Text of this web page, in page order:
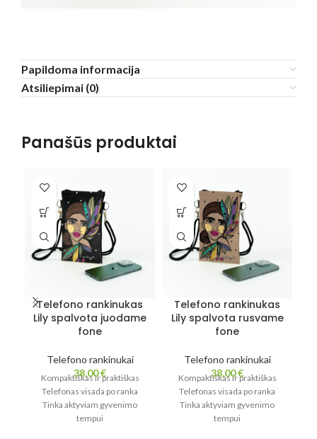
Papildoma informacija
Atsiliepimai (0)
Panašūs produktai
Telefono rankinukas
Lily spalvota juodame
fone
Telefono rankinukai
38,00€
Kompaktiškas ir praktiškas
Telefonas visada po ranka
Tinka aktyviam gyvenimo
tempui
Telefono rankinukas
Lily spalvota rusvame
fone
Telefono rankinukai
38,00€
Kompaktiškas ir praktiškas
Telefonas visada po ranka
Tinka aktyviam gyvenimo
tempui